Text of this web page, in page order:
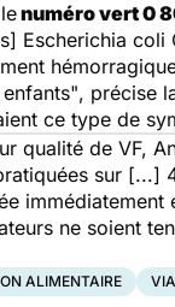
numéro vert 0
Escherichia coli
, précise
ce type de
qualité de VF,
sur [...]
ne soient
ALIMENTAIRE